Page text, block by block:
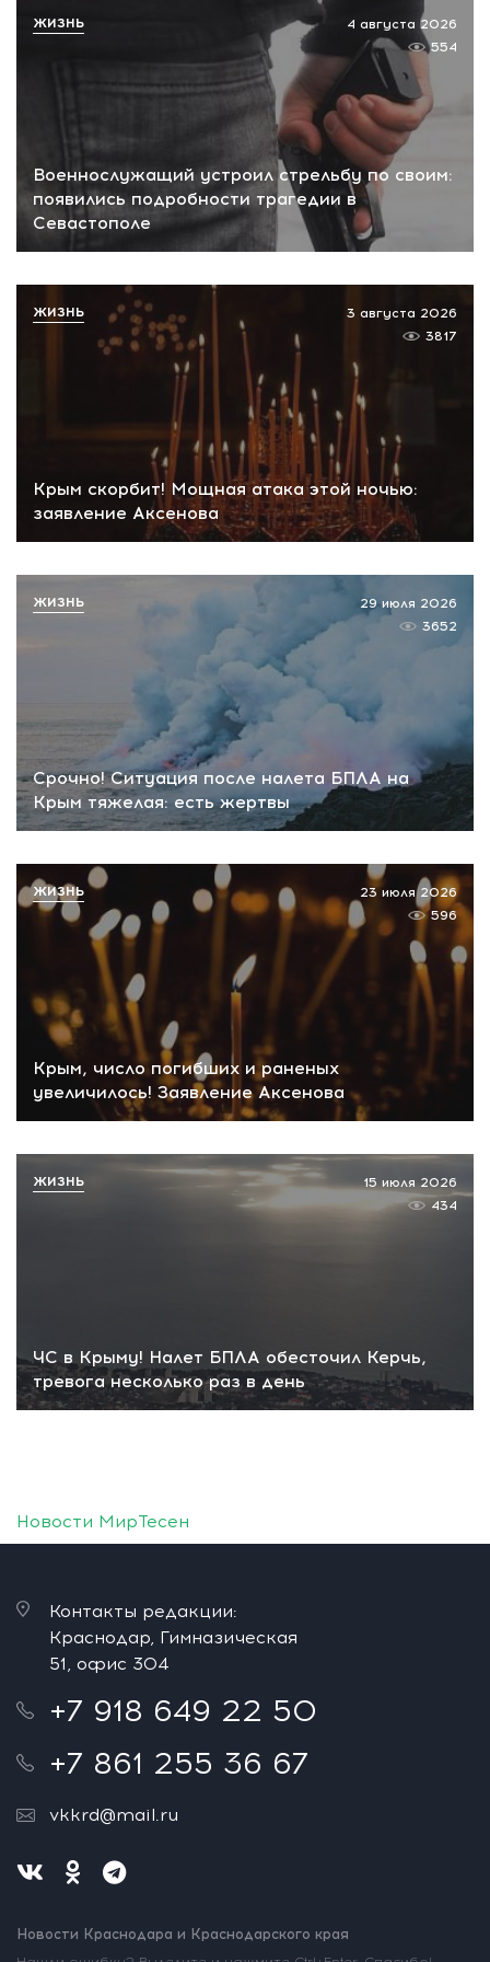
Военнослужащий устроил стрельбу по своим:
появились подробности трагедии в
Севастополе
4 августа 2026
554
ЖИЗНЬ
Крым скорбит! Мощная атака этой ночью:
заявление Аксенова
3 августа 2026
3817
ЖИЗНЬ
Срочно! Ситуация после налета БПЛА на
Крым тяжелая: есть жертвы
29 июля 2026
3652
ЖИЗНЬ
Крым, число погибших и раненых
увеличилось! Заявление Аксенова
23 июля 2026
596
ЖИЗНЬ
ЧС в Крыму! Налет БПЛА обесточил Керчь,
тревога несколько раз в день
15 июля 2026
434
ЖИЗНЬ
Новости МирТесен
Контакты редакции:
Краснодар, Гимназическая
51, офис 304
+7 918 649 22 50
+7 861 255 36 67
vkkrd@mail.ru
Новости Краснодара и Краснодарского края